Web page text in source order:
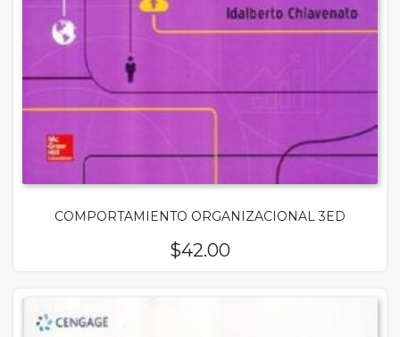
COMPORTAMIENTO ORGANIZACIONAL 3ED
$42.00